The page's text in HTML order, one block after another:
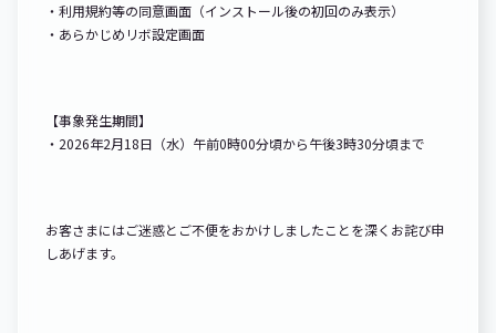
・利用規約等の同意画面（インストール後の初回のみ表示）
・あらかじめリボ設定画面
【事象発生期間】
・2026年2月18日（水）午前0時00分頃から午後3時30分頃まで
お客さまにはご迷惑とご不便をおかけしましたことを深くお詫び申
しあげます。